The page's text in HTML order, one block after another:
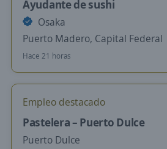
Ayudante de sushi
Osaka
Puerto Madero, Capital Federal
Hace 21 horas
Empleo destacado
Pastelera – Puerto Dulce
Puerto Dulce